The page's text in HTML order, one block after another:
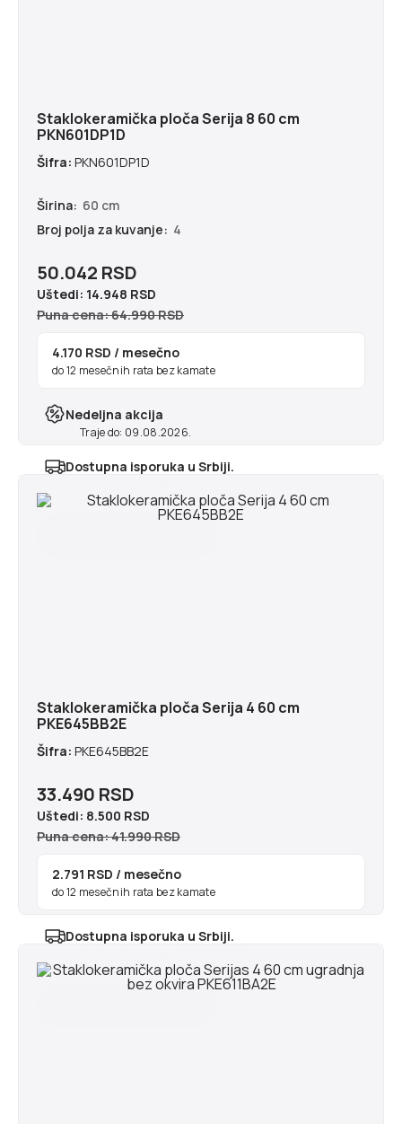
Staklokeramička ploča Serija 8 60 cm
PKN601DP1D
Šifra: PKN601DP1D
Širina: 60 cm
Broj polja za kuvanje: 4
50.042 RSD
Uštedi: 14.948 RSD
Puna cena: 64.990 RSD
4.170 RSD / mesečno
do 12 mesečnih rata bez kamate
Nedeljna akcija
Traje do: 09.08.2026.
Dostupna isporuka u Srbiji.
Staklokeramička ploča Serija 4 60 cm
PKE645BB2E
Šifra: PKE645BB2E
33.490 RSD
Uštedi: 8.500 RSD
Puna cena: 41.990 RSD
2.791 RSD / mesečno
do 12 mesečnih rata bez kamate
Dostupna isporuka u Srbiji.